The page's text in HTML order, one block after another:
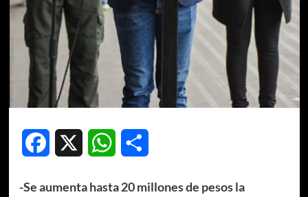
Facebook WhatsApp
-Se aumenta hasta 20 millones de pesos la